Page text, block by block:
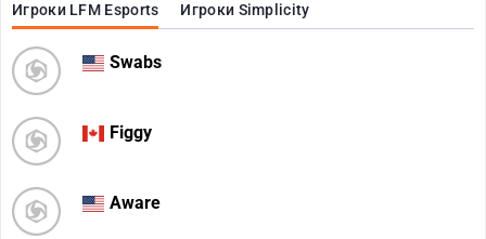
Игроки LFM Esports Игроки Simplicity
Swabs
Figgy
Aware